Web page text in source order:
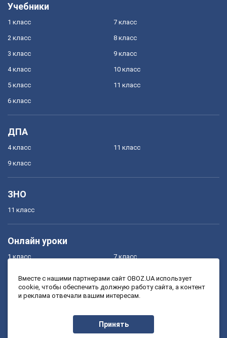
Учебники
1 класс
2 класс
3 класс
4 класс
5 класс
6 класс
7 класс
8 класс
9 класс
10 класс
11 класс
ДПА
4 класс
9 класс
11 класс
ЗНО
11 класс
Онлайн уроки
1 класс
3 класс
7 класс
9 класс
Вместе с нашими партнерами сайт OBOZ.UA использует
cookie, чтобы обеспечить должную работу сайта, а контент
и реклама отвечали вашим интересам.
Принять